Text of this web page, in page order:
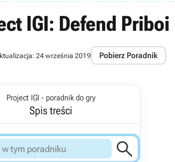
IGI: Defend Priboi
24 września 2019 Pobierz Poradnik
Project IGI - poradnik do gry
Spis treści
